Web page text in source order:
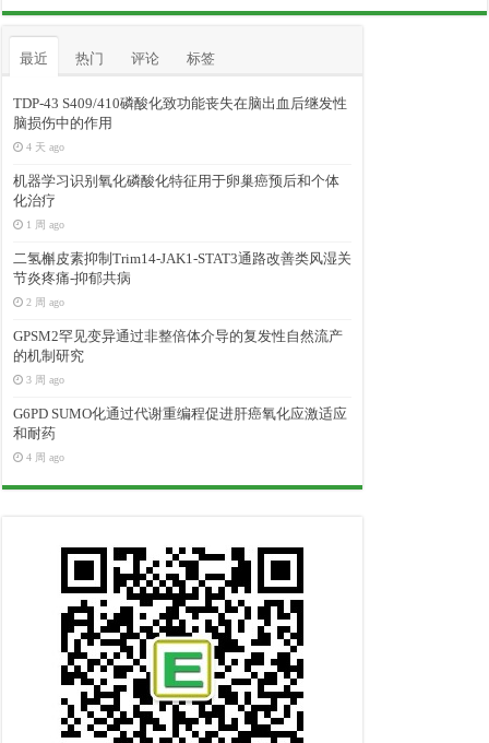
最近 热门 评论 标签
TDP-43 S409/410磷酸化致功能丧失在脑出血后继发性
脑损伤中的作用
4 天 ago
机器学习识别氧化磷酸化特征用于卵巢癌预后和个体
化治疗
1 周 ago
二氢槲皮素抑制Trim14-JAK1-STAT3通路改善类风湿关
节炎疼痛-抑郁共病
2 周 ago
GPSM2罕见变异通过非整倍体介导的复发性自然流产
的机制研究
3 周 ago
G6PD SUMO化通过代谢重编程促进肝癌氧化应激适应
和耐药
4 周 ago